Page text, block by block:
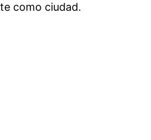
como ciudad.